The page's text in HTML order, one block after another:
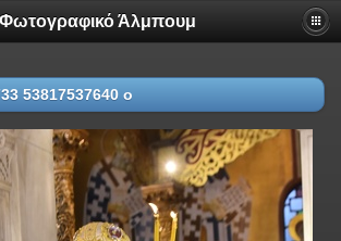
Φωτογραφικό Άλμπουμ
53817537640 o